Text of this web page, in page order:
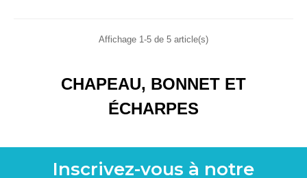
Affichage 1-5 de 5 article(s)
CHAPEAU, BONNET ET
ÉCHARPES
Inscrivez-vous à notre